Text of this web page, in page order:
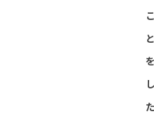
こ
と
を
し
た